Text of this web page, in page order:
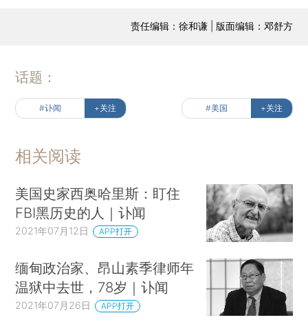
责任编辑：徐和谦 | 版面编辑：邓舒方
话题：
#讣闻 +关注 #美国 +关注
相关阅读
美国史家西奥哈里斯：盯住
FBI黑历史的人｜讣闻
2021年07月12日 APP打开
缅甸政治家、昂山素季律师年
温狱中去世，78岁｜讣闻
2021年07月26日 APP打开